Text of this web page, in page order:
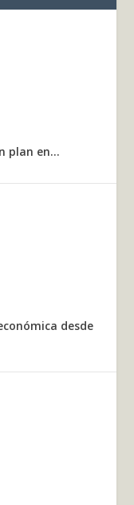
plan en...
desde